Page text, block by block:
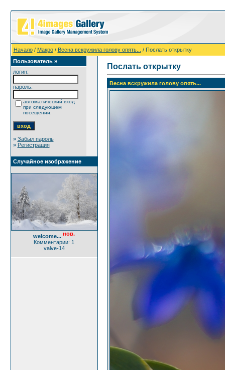
Начало/ Макро/ Весна вскружила голову опять...
/ Послать открытку
Пользователь »
логин:
пароль:
автоматический вход
при следующем
посещении.
» Забыл пароль
» Регистрация
Случайное изображение
welcome... нов.
Комментарии: 1
valve-14
Послать открытку
Весна вскружила голову опять...